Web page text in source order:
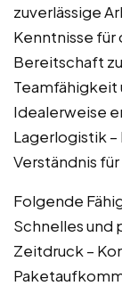
zuverlässige
Kenntnisse für
Bereitschaft
Teamfähigkeit
Idealerweise
Lagerlogistik –
Verständnis
Folgende
Schnelles und
Zeitdruck –